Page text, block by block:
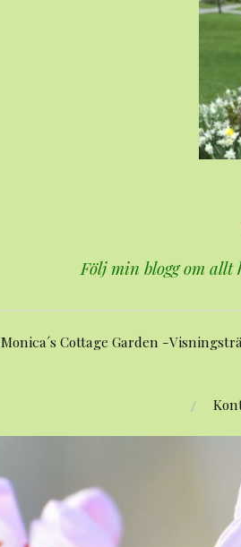
Följ min blogg om
Monica´s Cottage Garden -